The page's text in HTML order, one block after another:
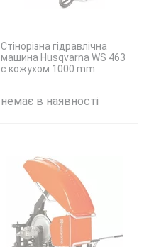
Стінорізна гідравлічна
машина Husqvarna WS 463
с кожухом 1000 mm
немає в наявності